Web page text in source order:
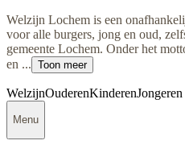
Welzijn Lochem is een
voor alle burgers, jong en oud,
gemeente Lochem. Onder het
en ... Toon meer
WelzijnOuderenKinderenJongeren
Menu